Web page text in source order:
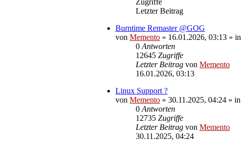
Letzter Beitrag
Burntime Remaster @GOG
von Memento » 16.01.2026, 03:13 » in
0 Antworten
12645 Zugriffe
Letzter Beitrag von Memento
16.01.2026, 03:13
Linux Support ?
von Memento » 30.11.2025, 04:24 » in
0 Antworten
12735 Zugriffe
Letzter Beitrag von Memento
30.11.2025, 04:24